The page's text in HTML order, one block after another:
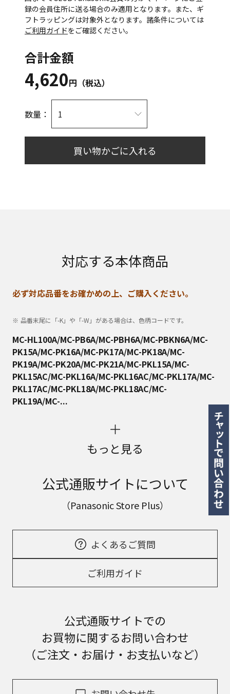
録の会員住所に送る場合のみ適用となります。また、ギ
フトラッピングは対象外となります。諸条件については
ご利用ガイドをご確認ください。
合計金額
4,620円（税込）
数量：
買い物かごに入れる
対応する本体商品
必ず対応品番をお確かめの上、ご購入ください。
品番末尾に「-K」や「-W」がある場合は、色柄コードです。
MC-HL100A/MC-PB6A/MC-PBH6A/MC-PBKN6A/MC-
PK15A/MC-PK16A/MC-PK17A/MC-PK18A/MC-
PK19A/MC-PK20A/MC-PK21A/MC-PKL15A/MC-
PKL15AC/MC-PKL16A/MC-PKL16AC/MC-PKL17A/MC-
PKL17AC/MC-PKL18A/MC-PKL18AC/MC-
PKL19A/MC-...
もっと見る
公式通販サイトについて
（Panasonic Store Plus）
よくあるご質問
ご利用ガイド
公式通販サイトでの
お買物に関するお問い合わせ
（ご注文・お届け・お支払いなど）